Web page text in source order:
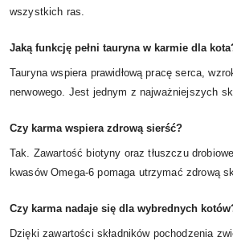
wszystkich ras.
Jaką funkcję pełni tauryna w karmie dla
Tauryna wspiera prawidłową pracę serca,
nerwowego. Jest jednym z najważniejszych
Czy karma wspiera zdrową sierść?
Tak. Zawartość biotyny oraz tłuszczu
kwasów Omega-6 pomaga utrzymać zdrową
Czy karma nadaje się dla wybrednych
Dzięki zawartości składników pochodzenia